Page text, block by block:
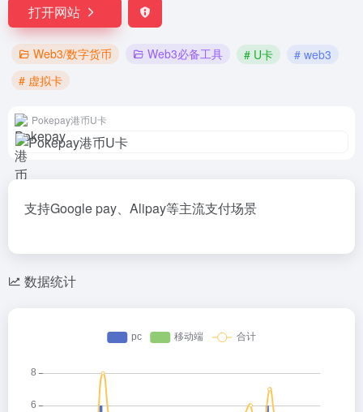
打开网站
Web3/数字货币 Web3必备工具 # U卡
# web3
# 虚拟卡
Pokepay港币U卡
支持Google pay、Alipay等主流支付场景
数据统计